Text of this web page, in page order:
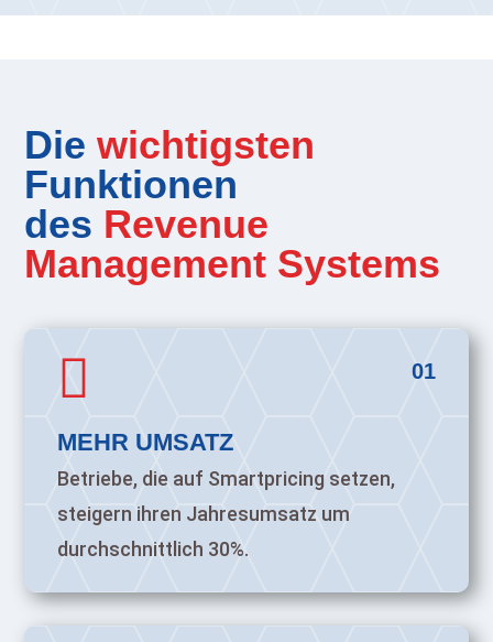
Diewichtigsten
Funktionen
des Revenue
Management Systems
01

MEHR UMSATZ
Betriebe, die auf Smartpricing setzen,
steigern ihren Jahresumsatz um
durchschnittlich 30%.